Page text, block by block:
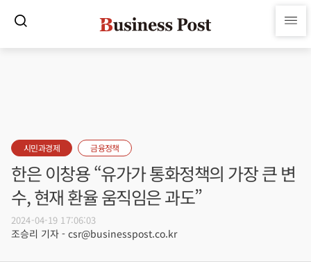
시민과경제 금융정책
한은 이창용 “유가가 통화정책의 가장 큰 변
수, 현재 환율 움직임은 과도”
2024-04-19 17:06:03
조승리 기자 - csr@businesspost.co.kr